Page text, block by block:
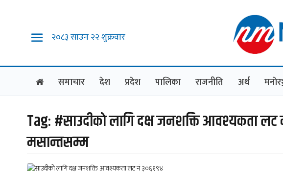
२०८३ साउन २२ शुक्रवार
समाचार देश प्रदेश पालिका राजनीति अर्थ
Tag:#साउदीकाे लागि दक्ष जनशक्ति आवश्यकता
मसान्तसम्म